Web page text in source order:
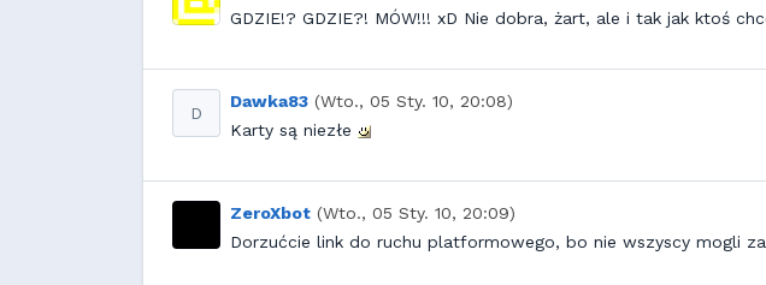
GDZIE!? GDZIE?! MÓW!!! xD Nie dobra, żart, ale i tak jak ktoś
D
Dawka83 (Wto., 05 Sty. 10, 20:08)
Karty są niezłe
ZeroXbot (Wto., 05 Sty. 10, 20:09)
Dorzućcie link do ruchu platformowego, bo nie wszyscy mogli